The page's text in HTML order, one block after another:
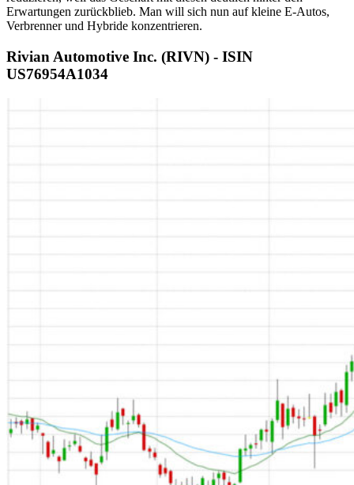
Erwartungen zurückblieb. Man will sich nun auf kleine E-Autos,
Verbrenner und Hybride konzentrieren.
Rivian Automotive Inc. (RIVN) - ISIN
US76954A1034